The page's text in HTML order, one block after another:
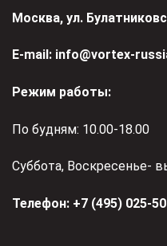
Москва, ул.
Е-mail: info@vortex-
Режим работы:
По будням: 10.00-18.00
Суббота, Воскресенье-
Телефон: +7 (495) 025-